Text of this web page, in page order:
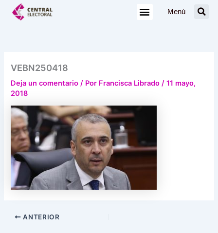
Menú
VEBN250418
Deja un comentario / Por Francisca Librado/11 mayo,
2018
ANTERIOR